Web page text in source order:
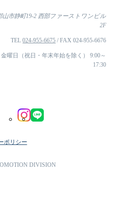
山市静町19-2 西部ファーストワンビル
2F
TEL024-955-6675 / FAX 024-955-6676
金曜日（祝日・年末年始を除く） 9:00～
17:30
ポリシー
DIVISION